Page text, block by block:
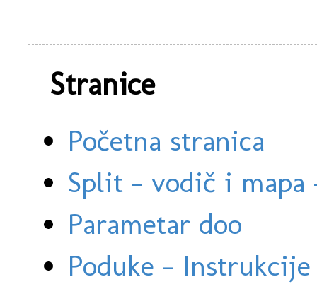
Stranice
Početna stranica
Split - vodič i
Parametar doo
Poduke -